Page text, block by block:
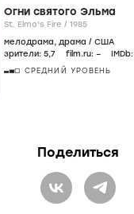
Огни святого Эльма
St. Elmo's Fire / 1985
мелодрама, драма / США
зрители: 5,7 film.ru: – IMDb:
СРЕДНИЙ УРОВЕНЬ
Поделиться